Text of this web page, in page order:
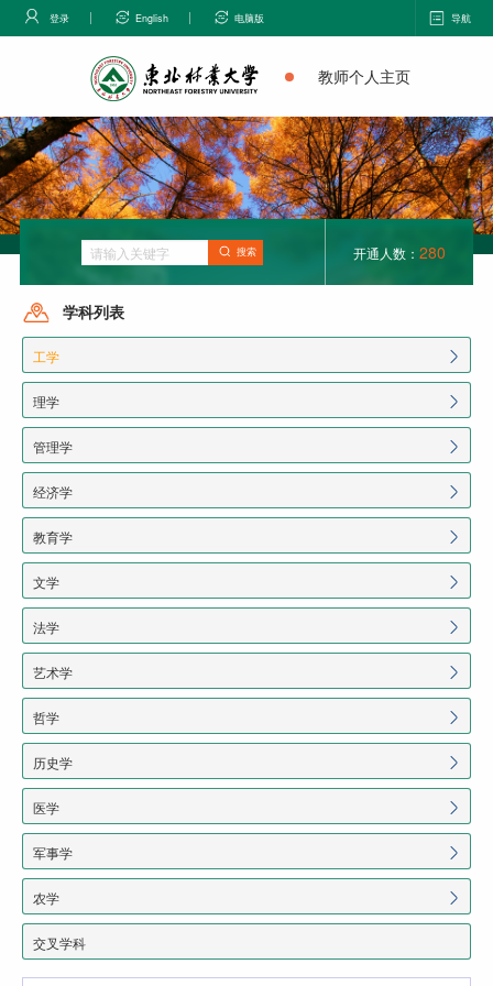
登录 English 电脑版 导航
教师个人主页
搜索 开通人数： 280
学科列表
工学
理学
管理学
经济学
教育学
文学
法学
艺术学
哲学
历史学
医学
军事学
农学
交叉学科